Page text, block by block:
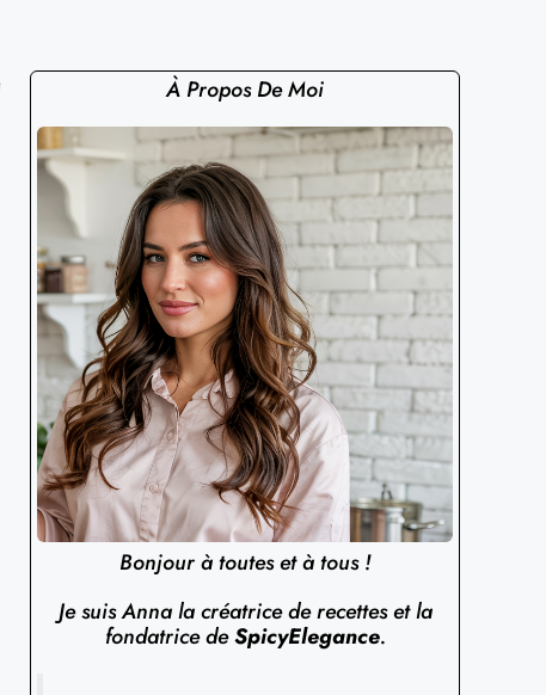
À Propos De Moi
Bonjour à toutes et à tous !
Je suis Anna la créatrice de recettes et la
fondatrice deSpicyElegance.